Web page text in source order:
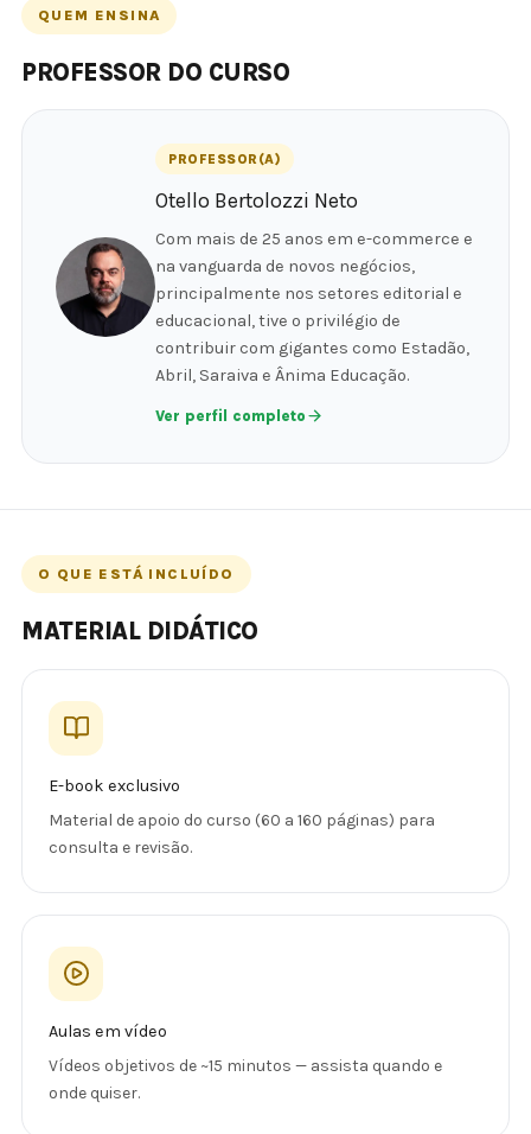
QUEM ENSINA
PROFESSOR DO CURSO
PROFESSOR(A)
Otello Bertolozzi Neto
Com mais de 25 anos em e-commerce e
na vanguarda de novos negócios,
principalmente nos setores editorial e
educacional, tive o privilégio de
contribuir com gigantes como Estadão,
Abril, Saraiva e Ânima Educação.
Ver perfil completo
O QUE ESTÁ INCLUÍDO
MATERIAL DIDÁTICO
E-book exclusivo
Material de apoio do curso (60 a 160 páginas) para
consulta e revisão.
Aulas em vídeo
Vídeos objetivos de ~15 minutos — assista quando e
onde quiser.